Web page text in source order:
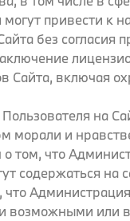
привести к
без согласия
включая
на
морали и
том, что
содержаться на
что
возможными